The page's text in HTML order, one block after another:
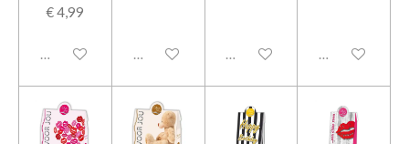
€ 4,99
Uitgeschakeld Uitgeschakeld Uitgeschakeld Uitgeschakeld